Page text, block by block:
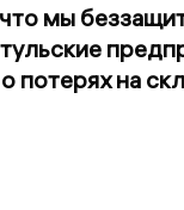
мы
потерях на